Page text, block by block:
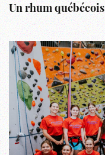
Un rhum